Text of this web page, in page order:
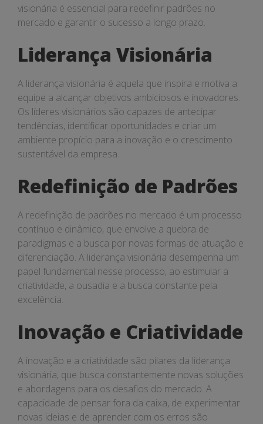
visionária é essencial para redefinir padrões no
mercado e garantir o sucesso a longo prazo.
Liderança Visionária
A liderança visionária é aquela que inspira e motiva a
equipe a alcançar objetivos ambiciosos e inovadores.
Os líderes visionários são capazes de antecipar
tendências, identificar oportunidades e criar um
ambiente propício para a inovação e o crescimento
sustentável da empresa.
Redefinição de Padrões
A redefinição de padrões no mercado é um processo
contínuo e dinâmico, que envolve a quebra de
paradigmas e a busca por novas formas de atuação e
diferenciação. A liderança visionária desempenha um
papel fundamental nesse processo, ao estimular a
criatividade, a ousadia e a busca constante pela
excelência.
Inovação e Criatividade
A inovação e a criatividade são pilares da liderança
visionária, que busca constantemente novas soluções
e abordagens para os desafios do mercado. A
capacidade de pensar fora da caixa, de experimentar
novas ideias e de aprender com os erros são